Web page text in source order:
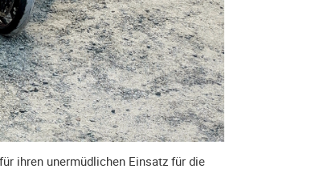
ihren unermüdlichen Einsatz für die